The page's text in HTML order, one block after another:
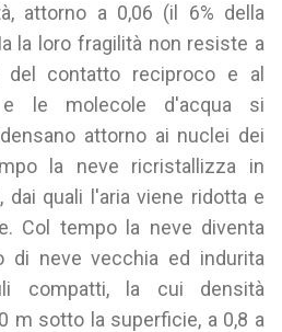
attorno a 0,06 (il 6% della
la loro fragilità non resiste a
del contatto reciproco e al
e le molecole d'acqua si
attorno ai nuclei dei
la neve ricristallizza in
dai quali l'aria viene ridotta e
Col tempo la neve diventa
di neve vecchia ed indurita
compatti, la cui densità
m sotto la superficie, a 0,8 a